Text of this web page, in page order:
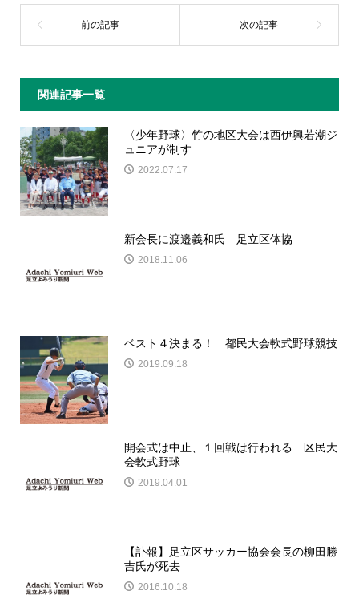
関連記事一覧
〈少年野球〉竹の地区大会は西伊興若潮ジ
ュニアが制す
2022.07.17
新会長に渡邉義和氏 足立区体協
2018.11.06
ベスト４決まる！ 都民大会軟式野球競技
2019.09.18
開会式は中止、１回戦は行われる 区民大
会軟式野球
2019.04.01
【訃報】足立区サッカー協会会長の柳田勝
吉氏が死去
2016.10.18